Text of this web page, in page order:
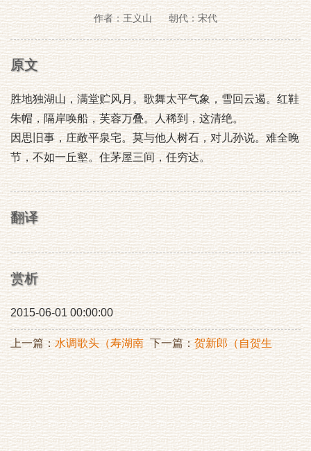
作者：王义山 朝代：宋代
原文
胜地独湖山，满堂贮风月。歌舞太平气象，雪回云遏。红鞋
朱帽，隔岸唤船，芙蓉万叠。人稀到，这清绝。
因思旧事，庄敞平泉宅。莫与他人树石，对儿孙说。难全晚
节，不如一丘壑。住茅屋三间，任穷达。
翻译
赏析
2015-06-01 00:00:00
上一篇：水调歌头（寿湖南
胡太初）
下一篇：贺新郎（自贺生
孙。丙戌西月）